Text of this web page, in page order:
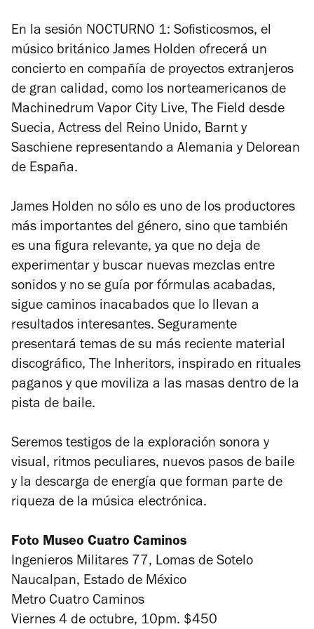
En la sesión NOCTURNO 1: Sofisticosmos, el
músico británico James Holden ofrecerá un
concierto en compañía de proyectos extranjeros
de gran calidad, como los norteamericanos de
Machinedrum Vapor City Live, The Field desde
Suecia, Actress del Reino Unido, Barnt y
Saschiene representando a Alemania y Delorean
de España.
James Holden no sólo es uno de los productores
más importantes del género, sino que también
es una figura relevante, ya que no deja de
experimentar y buscar nuevas mezclas entre
sonidos y no se guía por fórmulas acabadas,
sigue caminos inacabados que lo llevan a
resultados interesantes. Seguramente
presentará temas de su más reciente material
discográfico, The Inheritors, inspirado en rituales
paganos y que moviliza a las masas dentro de la
pista de baile.
Seremos testigos de la exploración sonora y
visual, ritmos peculiares, nuevos pasos de baile
y la descarga de energía que forman parte de
riqueza de la música electrónica.
Foto Museo Cuatro Caminos
Ingenieros Militares 77, Lomas de Sotelo
Naucalpan, Estado de México
Metro Cuatro Caminos
Viernes 4 de octubre, 10pm. $450